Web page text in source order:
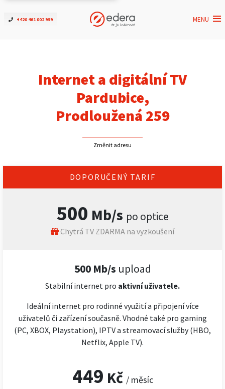
+420 461 002 999 MENU
Ověřit dostupnost
ČEZNET TV
Podpora
Kontakt
Internet a digitální TV
Pardubice,
Prodloužená 259
Změnit adresu
DOPORUČENÝ TARIF
500 Mb/s po optice
Chytrá TV ZDARMA na vyzkoušení
500 Mb/s upload
Stabilní internet pro aktivní uživatele.
Ideální internet pro rodinné využití a připojení více
uživatelů či zařízení současně. Vhodné také pro gaming
(PC, XBOX, Playstation), IPTV a streamovací služby (HBO,
Netflix, Apple TV).
449 Kč / měsíc